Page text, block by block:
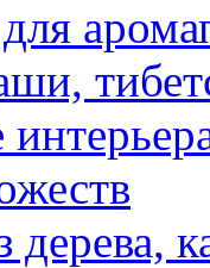
дерева,